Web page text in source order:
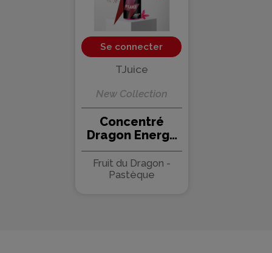
Se connecter
TJuice
New Collection
Concentré
Dragon Energy
30ml New
Collection -
TJuice (5 pièces)
Fruit du Dragon -
Pastèque